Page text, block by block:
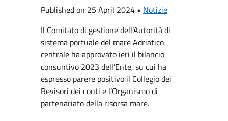
Published on 25 April 2024 • Notizie
Il Comitato di gestione dell’Autorità di
sistema portuale del mare Adriatico
centrale ha approvato ieri il bilancio
consuntivo 2023 dell’Ente, su cui ha
espresso parere positivo il Collegio dei
Revisori dei conti e l’Organismo di
partenariato della risorsa mare.